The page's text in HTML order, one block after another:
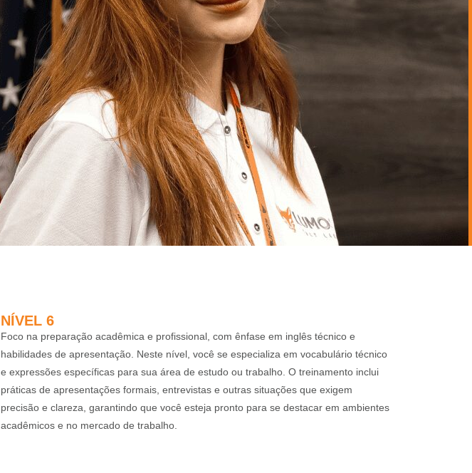
NÍVEL 6
Foco na preparação acadêmica e profissional, com ênfase em inglês técnico e
habilidades de apresentação. Neste nível, você se especializa em vocabulário técnico
e expressões específicas para sua área de estudo ou trabalho. O treinamento inclui
práticas de apresentações formais, entrevistas e outras situações que exigem
precisão e clareza, garantindo que você esteja pronto para se destacar em ambientes
acadêmicos e no mercado de trabalho.